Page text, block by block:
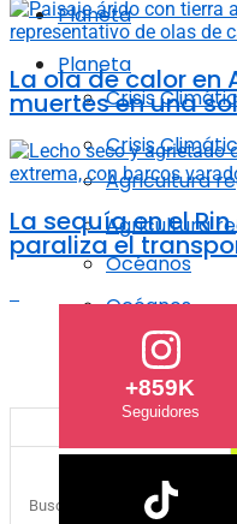
Planeta
Crisis
Agricultura
Océanos
Bosques
Planeta
Crisis
Agricultura
Océanos
Bosques
La ola de calor en
muertes en una
La sequía en el
paraliza el
+859K